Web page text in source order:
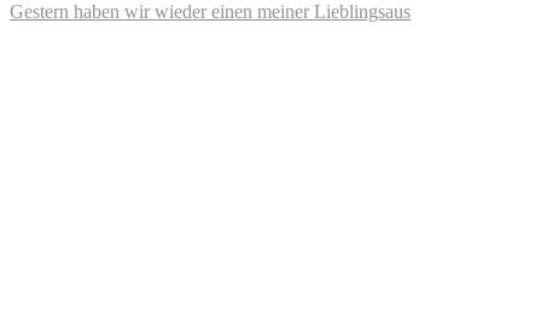
Gestern haben wir wieder einen meiner Lieblingsaus